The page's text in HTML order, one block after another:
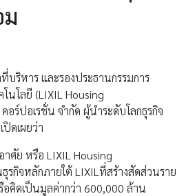
บริหาร และรองประธานกรรมการ
โนโลยี (LIXIL Housing
ร์ปอเรชั่น จำกัด ผู้นำระดับโลกธุรกิจ
ดเผยว่า
าศัย หรือ LIXIL Housing
รกิจหลักภายใต้ LIXILที่สร้างสัดส่วนราย
อคิดเป็นมูลค่ากว่า 600,000 ล้าน